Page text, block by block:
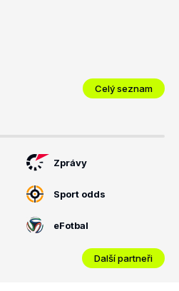
Celý seznam
Zprávy
Sport odds
eFotbal
Další partneři